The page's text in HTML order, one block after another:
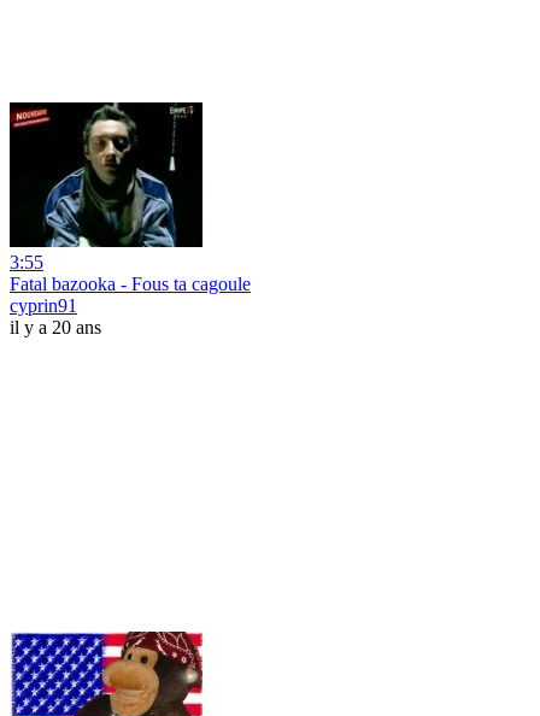
3:55
Fatal bazooka - Fous ta cagoule
cyprin91
il y a 20 ans